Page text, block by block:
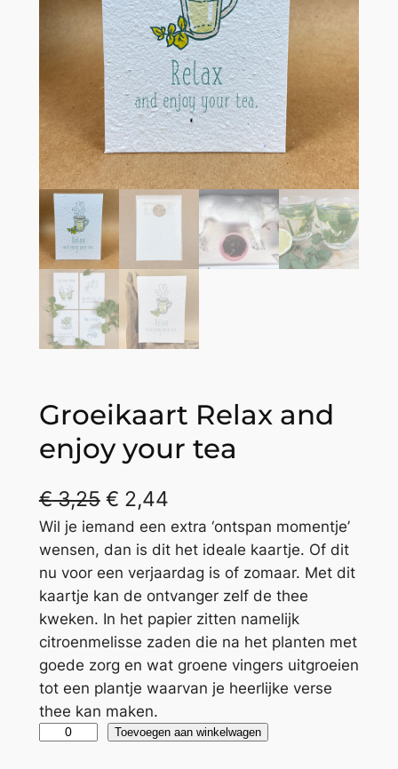
Groeikaart Relax and
enjoy your tea
€3,25 € 2,44
Wil je iemand een extra ‘ontspan momentje’
wensen, dan is dit het ideale kaartje. Of dit
nu voor een verjaardag is of zomaar. Met dit
kaartje kan de ontvanger zelf de thee
kweken. In het papier zitten namelijk
citroenmelisse zaden die na het planten met
goede zorg en wat groene vingers uitgroeien
tot een plantje waarvan je heerlijke verse
thee kan maken.
Toevoegen aan winkelwagen